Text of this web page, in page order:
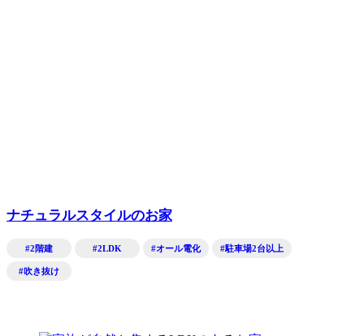
ナチュラルスタイルのお家
#2階建 #2LDK #オール電化 #駐車場2台以上
#吹き抜け